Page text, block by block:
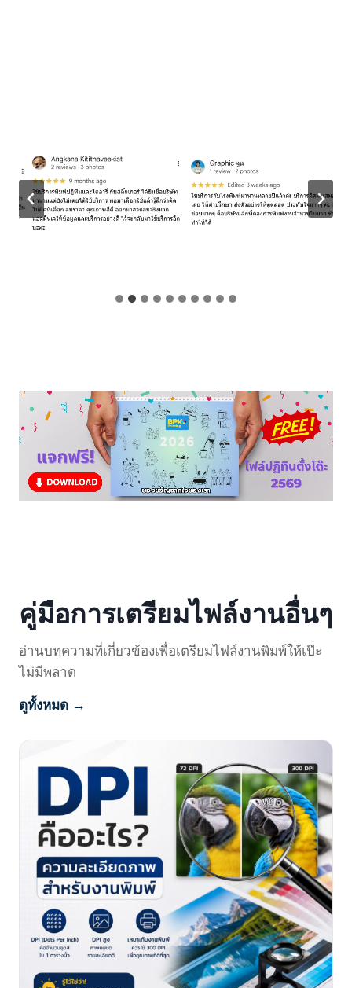
คู่มือการเตรียมไฟล์งานอื่นๆ
อ่านบทความที่เกี่ยวข้องเพื่อเตรียมไฟล์งานพิมพ์ให้เป๊ะ
ไม่มีพลาด
ดูทั้งหมด →